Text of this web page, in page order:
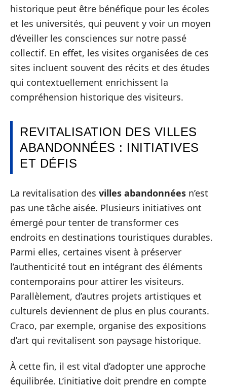
historique peut être bénéfique pour les écoles
et les universités, qui peuvent y voir un moyen
d’éveiller les consciences sur notre passé
collectif. En effet, les visites organisées de ces
sites incluent souvent des récits et des études
qui contextuellement enrichissent la
compréhension historique des visiteurs.
REVITALISATION DES VILLES
ABANDONNÉES : INITIATIVES
ET DÉFIS
La revitalisation des villes abandonnées n’est
pas une tâche aisée. Plusieurs initiatives ont
émergé pour tenter de transformer ces
endroits en destinations touristiques durables.
Parmi elles, certaines visent à préserver
l’authenticité tout en intégrant des éléments
contemporains pour attirer les visiteurs.
Parallèlement, d’autres projets artistiques et
culturels deviennent de plus en plus courants.
Craco, par exemple, organise des expositions
d’art qui revitalisent son paysage historique.
À cette fin, il est vital d’adopter une approche
équilibrée. L’initiative doit prendre en compte